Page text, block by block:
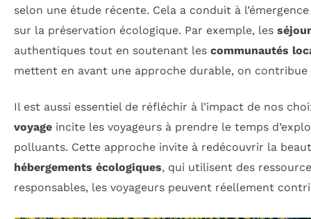
selon une étude récente. Cela a conduit à
sur la préservation écologique. Par exemple, les
authentiques tout en soutenant les communautés
mettent en avant une approche durable, on
Il est aussi essentiel de réfléchir à l’impact de nos
voyage incite les voyageurs à prendre le temps
polluants. Cette approche invite à redécouvrir la
hébergements écologiques, qui utilisent des
responsables, les voyageurs peuvent réellement